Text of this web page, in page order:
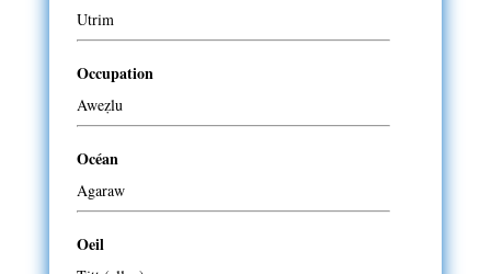
Utrim
Occupation
Aweẓlu
Océan
Agaraw
Oeil